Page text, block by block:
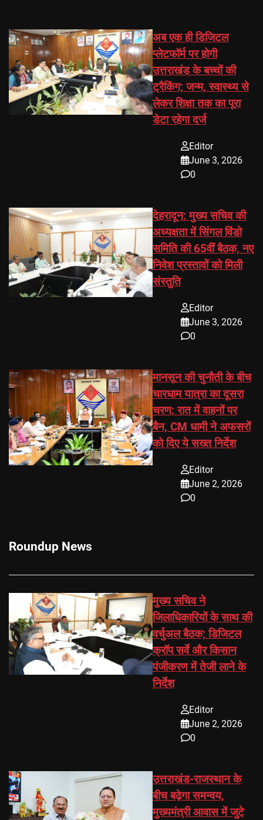
अब एक ही डिजिटल
प्लेटफॉर्म पर होगी
उत्तराखंड के बच्चों की
ट्रैकिंग; जन्म, स्वास्थ्य से
लेकर शिक्षा तक का पूरा
डेटा रहेगा दर्ज
Editor
June 3, 2026
0
देहरादून: मुख्य सचिव की
अध्यक्षता में सिंगल विंडो
समिति की 65वीं बैठक, नए
निवेश प्रस्तावों को मिली
संस्तुति
Editor
June 3, 2026
0
मानसून की चुनौती के बीच
चारधाम यात्रा का दूसरा
चरण: रात में वाहनों पर
बैन, CM धामी ने अफसरों
को दिए ये सख्त निर्देश
Editor
June 2, 2026
0
Roundup News
मुख्य सचिव ने
जिलाधिकारियों के साथ की
वर्चुअल बैठक; डिजिटल
क्रॉप सर्वे और किसान
पंजीकरण में तेजी लाने के
निर्देश
Editor
June 2, 2026
0
उत्तराखंड-राजस्थान के
बीच बढ़ेगा समन्वय,
मुख्यमंत्री आवास में जुटे